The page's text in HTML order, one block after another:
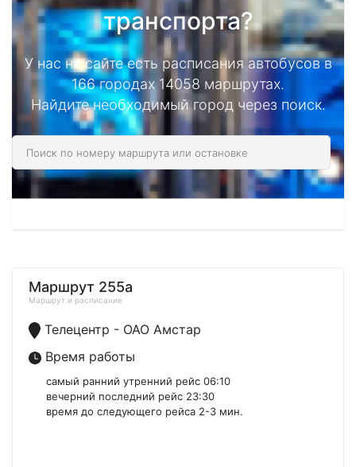
транспорта?
У нас на сайте есть расписания автобусов в
166 городах 14058 маршрутах.
Найдите необходимый город через поиск.
Маршрут 255а
Маршрут и расписание
Телецентр - ОАО Амстар
Время работы
самый ранний утренний рейс 06:10
вечерний последний рейс 23:30
время до следующего рейса 2-3 мин.